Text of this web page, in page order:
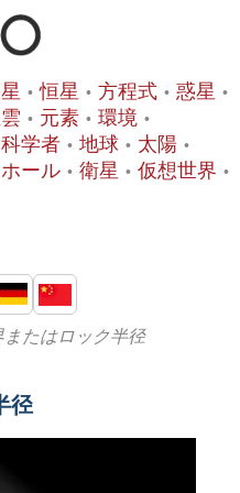
恒星 方程式
惑星
元素
環境
科学者 地球
太陽
ール 衛星
仮想世界
たはロック半径
径